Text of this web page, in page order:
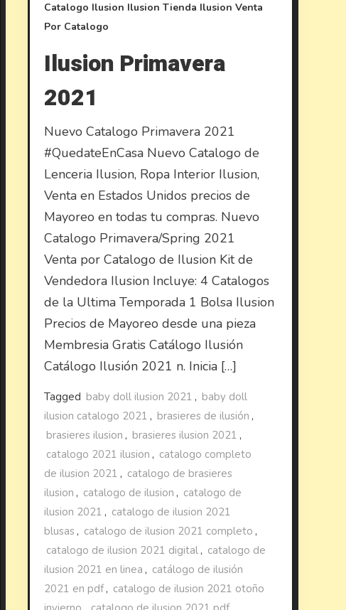
Catalogo Ilusion Ilusion Tienda Ilusion Venta
Por Catalogo
Ilusion Primavera
2021
Nuevo Catalogo Primavera 2021
#QuedateEnCasa Nuevo Catalogo de
Lenceria Ilusion, Ropa Interior Ilusion,
Venta en Estados Unidos precios de
Mayoreo en todas tu compras. Nuevo
Catalogo Primavera/Spring 2021
Venta por Catalogo de Ilusion Kit de
Vendedora Ilusion Incluye: 4 Catalogos
de la Ultima Temporada 1 Bolsa Ilusion
Precios de Mayoreo desde una pieza
Membresia Gratis Catálogo Ilusión
Catálogo Ilusión 2021 n. Inicia […]
Tagged baby doll ilusion 2021 , baby doll
ilusion catalogo 2021 , brasieres de ilusión ,
brasieres ilusion , brasieres ilusion 2021 ,
catalogo 2021 ilusion , catalogo completo
de ilusion 2021 , catalogo de brasieres
ilusion , catalogo de ilusion , catalogo de
ilusion 2021 , catalogo de ilusion 2021
blusas , catalogo de ilusion 2021 completo ,
catalogo de ilusion 2021 digital , catalogo de
ilusion 2021 en linea , catálogo de ilusión
2021 en pdf, catalogo de ilusion 2021 otoño